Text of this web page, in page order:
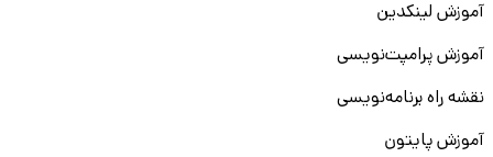
آموزش لینکدین
آموزش پرامپت‌نویسی
نقشه راه برنامه‌نویسی
آموزش پایتون